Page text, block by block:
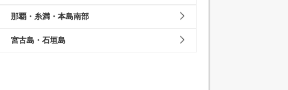
那覇・糸満・本島南部
宮古島・石垣島